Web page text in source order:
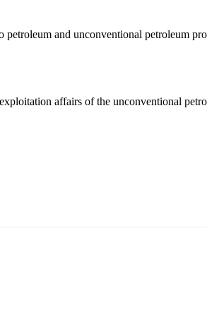
and unconventional petroleum
affairs of the unconventional